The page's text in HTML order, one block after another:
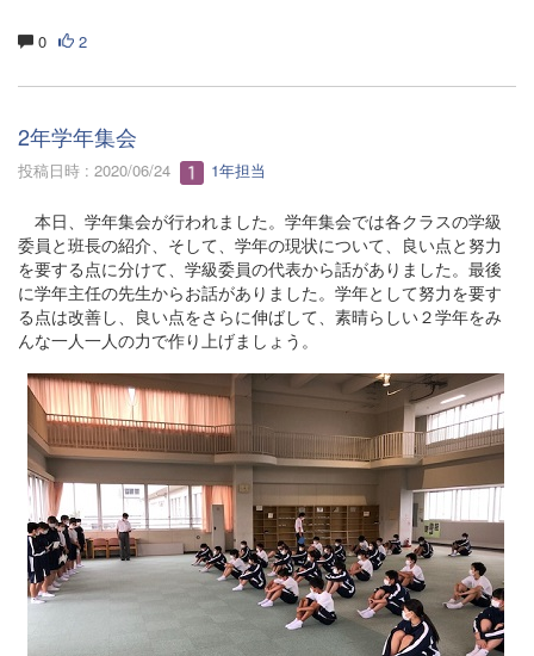
0 2
2年学年集会
投稿日時 : 2020/06/24 1年担当
本日、学年集会が行われました。学年集会では各クラスの学級
委員と班長の紹介、そして、学年の現状について、良い点と努力
を要する点に分けて、学級委員の代表から話がありました。最後
に学年主任の先生からお話がありました。学年として努力を要す
る点は改善し、良い点をさらに伸ばして、素晴らしい２学年をみ
んな一人一人の力で作り上げましょう。